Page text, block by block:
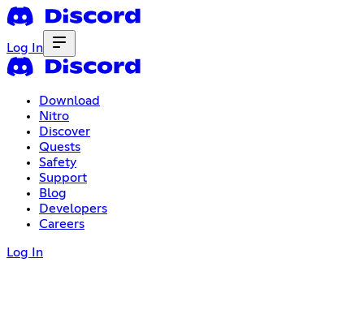
Log In
Download
Nitro
Discover
Quests
Safety
Support
Blog
Developers
Careers
Log In